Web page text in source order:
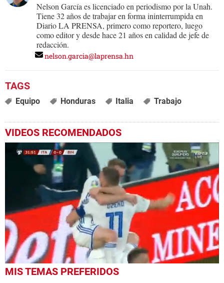
Nelson García es licenciado en periodismo por la Unah.
Tiene 32 años de trabajar en forma ininterrumpida en
Diario LA PRENSA, primero como reportero, luego
como editor y desde hace 21 años en calidad de jefe de
redacción.
nelson.garcia@laprensa.hn
Equipo Honduras Italia Trabajo
VIDEOS RECOMENDADOS
0
seconds
MIS TEMAS PREFERIDOS